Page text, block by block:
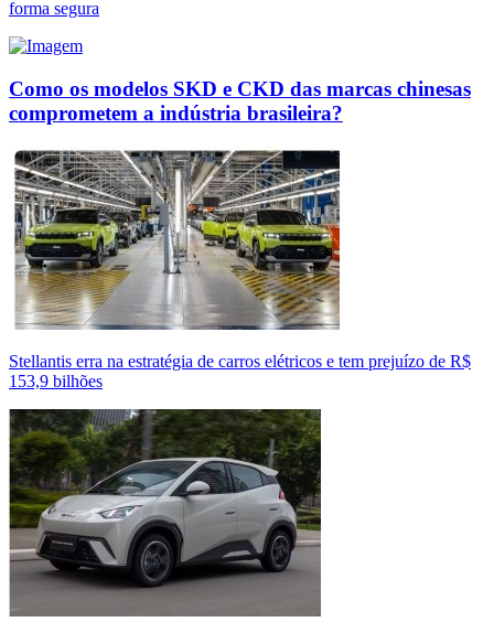
forma segura
Como os modelos SKD e CKD das marcas chinesas
comprometem a indústria brasileira?
Stellantis erra na estratégia de carros elétricos e tem prejuízo de R$
153,9 bilhões